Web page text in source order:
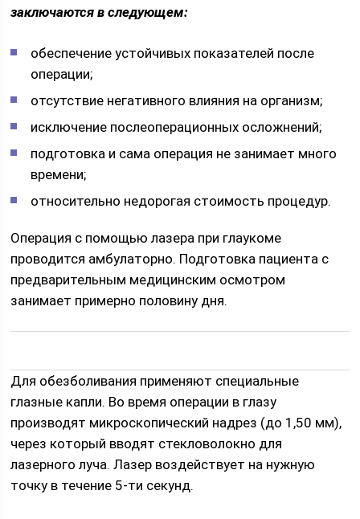
заключаются в следующем:
обеспечение устойчивых показателей после
операции;
отсутствие негативного влияния на организм;
исключение послеоперационных осложнений;
подготовка и сама операция не занимает много
времени;
относительно недорогая стоимость процедур.
Операция с помощью лазера при глаукоме
проводится амбулаторно. Подготовка пациента с
предварительным медицинским осмотром
занимает примерно половину дня.
Для обезболивания применяют специальные
глазные капли. Во время операции в глазу
производят микроскопический надрез (до 1,50 мм),
через который вводят стекловолокно для
лазерного луча. Лазер воздействует на нужную
точку в течение 5-ти секунд.